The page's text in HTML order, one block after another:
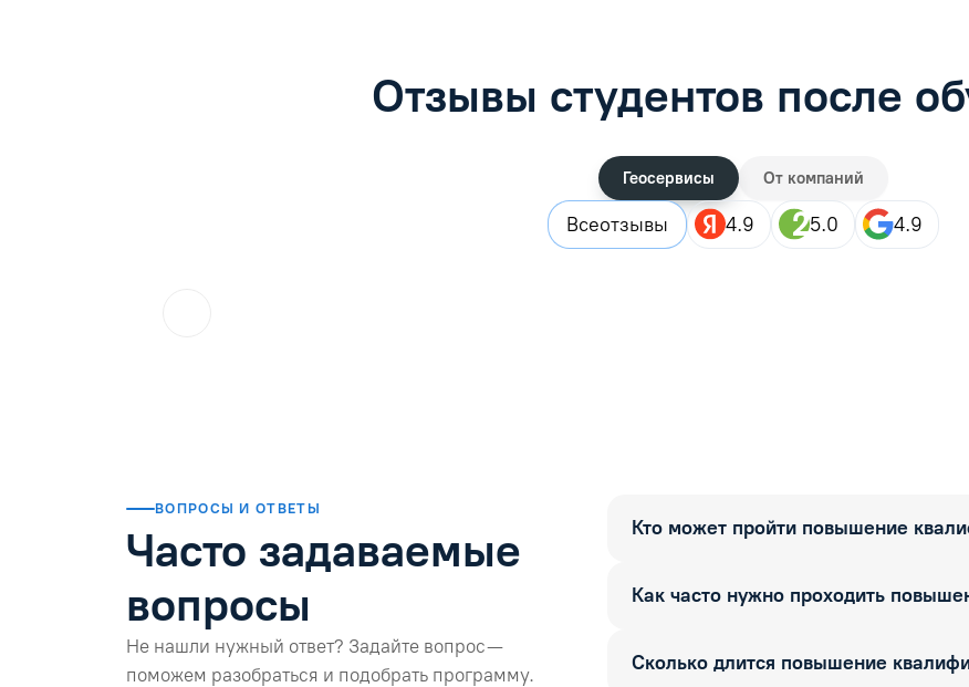
Отзывы студентов после
Геосервисы От компаний
Всеотзывы 4.9 5.0 4.9
ВОПРОСЫ И ОТВЕТЫ
Часто задаваемые
вопросы
Не нашли нужный ответ? Задайте вопрос —
поможем разобраться и подобрать программу.
Кто может пройти повышение
Как часто нужно проходить
Сколько длится повышение